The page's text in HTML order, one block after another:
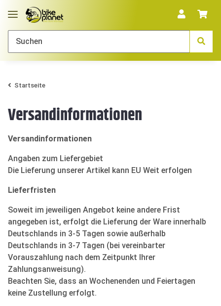
Startseite
Versandinformationen
Versandinformationen
Angaben zum Liefergebiet
Die Lieferung unserer Artikel kann EU Weit erfolgen
Lieferfristen
Soweit im jeweiligen Angebot keine andere Frist
angegeben ist, erfolgt die Lieferung der Ware innerhalb
Deutschlands in 3-5 Tagen sowie außerhalb
Deutschlands in 3-7 Tagen (bei vereinbarter
Vorauszahlung nach dem Zeitpunkt Ihrer
Zahlungsanweisung).
Beachten Sie, dass an Wochenenden und Feiertagen
keine Zustellung erfolgt.